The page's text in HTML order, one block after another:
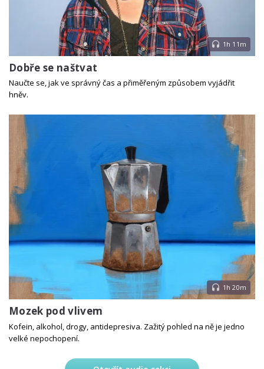
1h 11m
Dobře se naštvat
Naučte se, jak ve správný čas a přiměřeným způsobem vyjádřit
hněv.
1h 20m
Mozek pod vlivem
Kofein, alkohol, drogy, antidepresiva. Zažitý pohled na ně je jedno
velké nepochopení.